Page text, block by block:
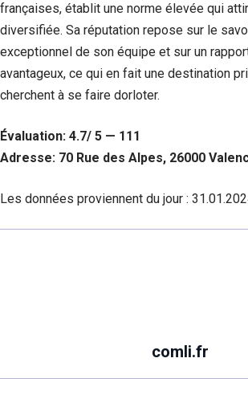
françaises, établit une norme élevée qui
diversifiée. Sa réputation repose sur le
exceptionnel de son équipe et sur un
avantageux, ce qui en fait une destination
cherchent à se faire dorloter.
Évaluation: 4.7/ 5 — 111
Adresse: 70 Rue des Alpes, 26000
Les données proviennent du jour :
comli.fr